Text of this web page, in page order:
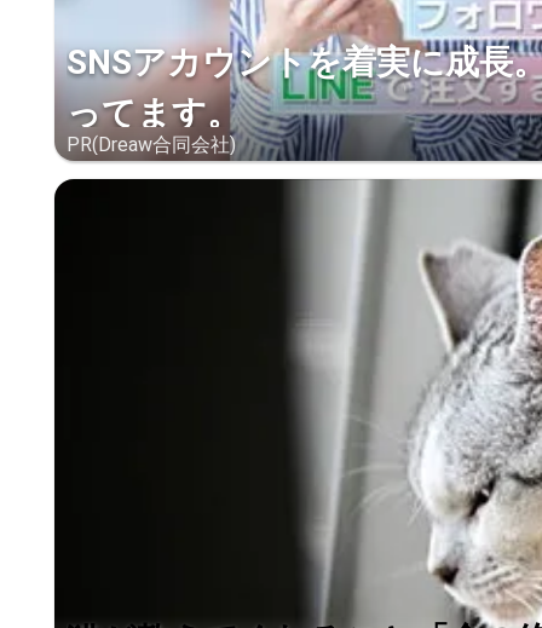
SNSアカウントを着実に成長
ってます。
PR(Dreaw合同会社)